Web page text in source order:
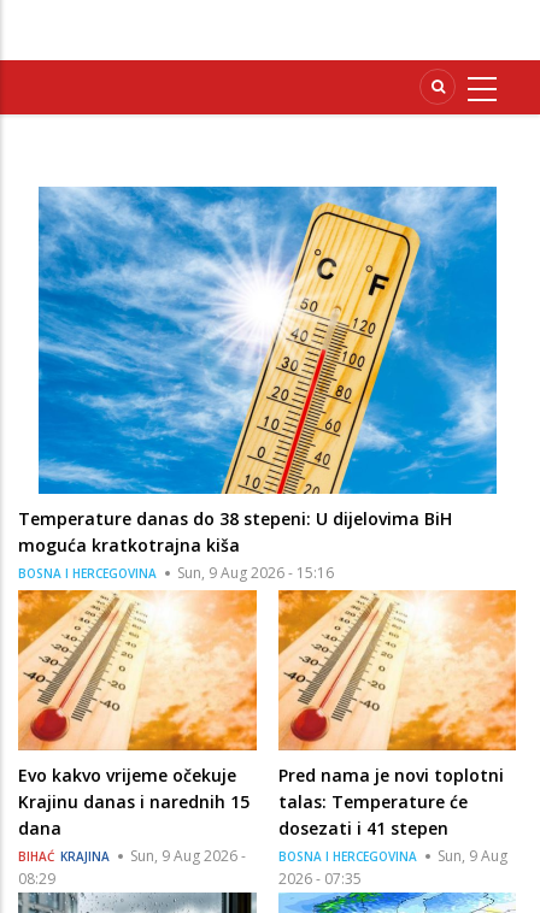
Temperature danas do 38 stepeni: U dijelovima BiH
moguća kratkotrajna kiša
BOSNA I HERCEGOVINA Sun, 9 Aug 2026 - 15:16
Evo kakvo vrijeme očekuje
Krajinu danas i narednih 15
dana
BIHAĆ KRAJINA
Sun, 9 Aug 2026 -
08:29
Pred nama je novi toplotni
talas: Temperature će
dosezati i 41 stepen
BOSNA I HERCEGOVINA
Sun, 9 Aug
2026 - 07:35